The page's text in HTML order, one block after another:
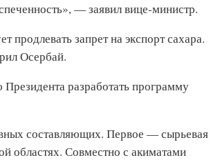
— заявил вице-министр.
продлевать запрет на экспорт сахара.
Осербай.
разработать программу
составляющих. Первое — сырьевая
областях. Совместно с акиматами